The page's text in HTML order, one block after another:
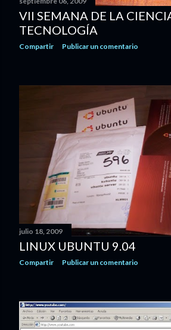
VII SEMANA DE LA
TECNOLOGÍA
Compartir Publicar un comentario
julio 18, 2009
LINUX UBUNTU 9.04
Compartir Publicar un comentario